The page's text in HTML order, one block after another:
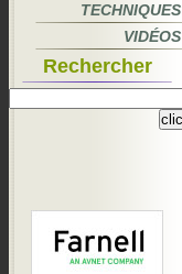
TECHNIQUES
VIDÉOS
Rechercher